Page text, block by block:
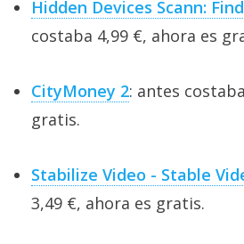
Hidden Devices Scann:
costaba 4,99 €, ahora es
CityMoney 2: antes
gratis.
Stabilize Video - Stable
3,49 €, ahora es gratis.